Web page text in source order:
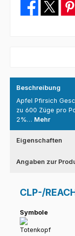
Beschreibung
Apfel Pfirsich
zu 600 Züge pro
2%… Mehr
Eigenschaften
Angaben zur
CLP-/
Symbole